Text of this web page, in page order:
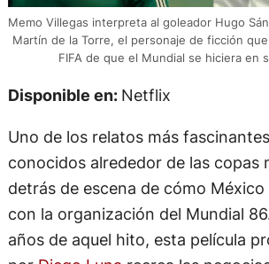
Memo Villegas interpreta al goleador Hugo
Martín de la Torre, el personaje de ficción
FIFA de que el Mundial se hiciera en
Disponible en: Netflix
Uno de los relatos más
conocidos alrededor de las copas
detrás de escena de cómo
con la organización del Mundial
años de aquel hito, esta película